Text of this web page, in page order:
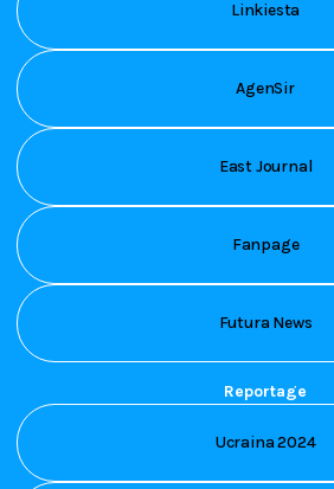
Linkiesta
AgenSir
East Journal
Fanpage
Futura News
Reportage
Ucraina 2024